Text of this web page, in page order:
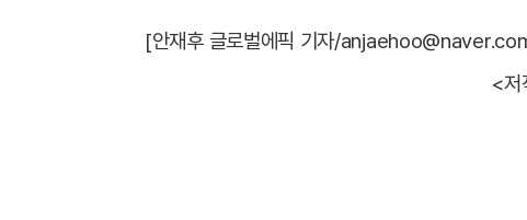
[안재후 글로벌에픽 기자/
<저